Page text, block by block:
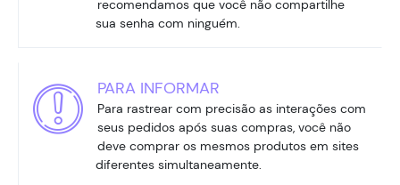
recomendamos que você não compartilhe
sua senha com ninguém.
PARA INFORMAR
Para rastrear com precisão as interações com
seus pedidos após suas compras, você não
deve comprar os mesmos produtos em sites
diferentes simultaneamente.